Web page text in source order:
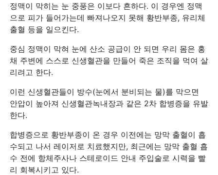
정맥이 막히는 눈 중풍은 이보다 흔하다. 이 경우엔 정맥
으로 피가 들어가는데 빠져나오지 못해 황반부종, 유리체
출혈 등을 일으킨다.
중심 정맥이 막혀 눈에 산소 공급이 안 되면 우리 몸은 홍
채 주변에 스스로 신생혈관을 만들어 죽은 조직을 먹여 살
리려고 한다.
이런 신생혈관들이 방수(눈에서 분비되는 물)를 막으면
안압이 높아져 신생혈관녹내장과 같은 2차 합병증을 유발
한다.
합병증으로 황반부종이 온 경우 이전에는 망막 출혈이 흡
수되고 나서 레이저로 치료했지만, 최근에는 망막 출혈 흡
수 전에 항체주사나 스테로이드 안내 주입술로 시력을 빨
리 회복시키고 있다.